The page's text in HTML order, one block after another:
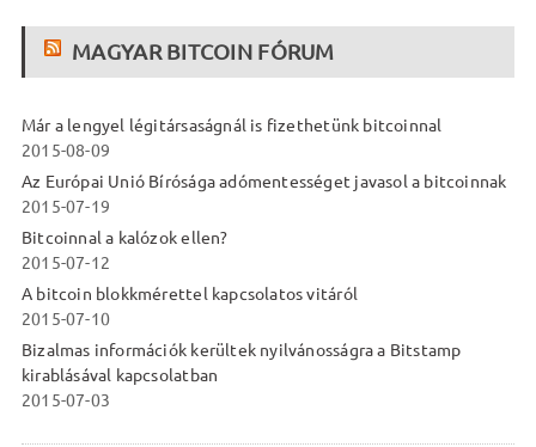
MAGYAR BITCOIN FÓRUM
Már a lengyel légitársaságnál is fizethetünk bitcoinnal
2015-08-09
Az Európai Unió Bírósága adómentességet javasol a bitcoinnak
2015-07-19
Bitcoinnal a kalózok ellen?
2015-07-12
A bitcoin blokkmérettel kapcsolatos vitáról
2015-07-10
Bizalmas információk kerültek nyilvánosságra a Bitstamp
kirablásával kapcsolatban
2015-07-03